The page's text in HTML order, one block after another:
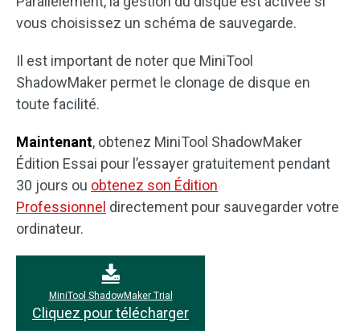
vous choisissez un schéma de sauvegarde.
Il est important de noter que MiniTool
ShadowMaker permet le clonage de disque en
toute facilité.
Maintenant, obtenez MiniTool ShadowMaker
Édition Essai pour l’essayer gratuitement pendant
30 jours ou obtenez son Édition
Professionnel directement pour sauvegarder votre
ordinateur.
MiniTool ShadowMaker Trial
Cliquez pour télécharger